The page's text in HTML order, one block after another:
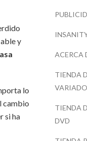
y
lo
cambio
si ha
ACERCA
TIENDA
TIENDA
DVD